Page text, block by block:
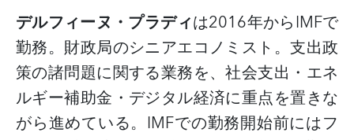
デルフィーヌ・プラディは2016年からIMFで
勤務。財政局のシニアエコノミスト。支出政
策の諸問題に関する業務を、社会支出・エネ
ルギー補助金・デジタル経済に重点を置きな
がら進めている。 IMFでの勤務開始前にはフ